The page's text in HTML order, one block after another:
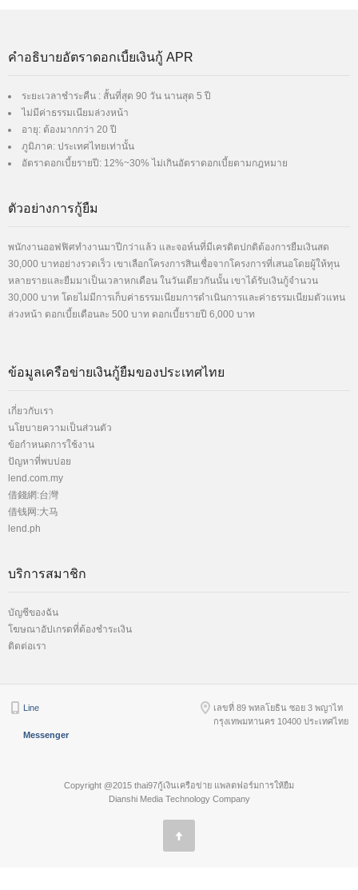
คำอธิบายอัตราดอกเบี้ยเงินกู้ APR
ระยะเวลาชำระคืน : สั้นที่สุด 90 วัน นานสุด 5 ปี
ไม่มีค่าธรรมเนียมล่วงหน้า
อายุ: ต้องมากกว่า 20 ปี
ภูมิภาค: ประเทศไทยเท่านั้น
อัตราดอกเบี้ยรายปี: 12%~30% ไม่เกินอัตราดอกเบี้ยตามกฎหมาย
ตัวอย่างการกู้ยืม
พนักงานออฟฟิศทำงานมาปีกว่าแล้ว และจอห์นที่มีเครดิตปกติต้องการยืมเงินสด
30,000 บาทอย่างรวดเร็ว เขาเลือกโครงการสินเชื่อจากโครงการที่เสนอโดยผู้ให้ทุน
หลายรายและยืมมาเป็นเวลาหกเดือน ในวันเดียวกันนั้น เขาได้รับเงินกู้จำนวน
30,000 บาท โดยไม่มีการเก็บค่าธรรมเนียมการดำเนินการและค่าธรรมเนียมตัวแทน
ล่วงหน้า ดอกเบี้ยเดือนละ 500 บาท ดอกเบี้ยรายปี 6,000 บาท
ข้อมูลเครือข่ายเงินกู้ยืมของประเทศไทย
เกี่ยวกับเรา
นโยบายความเป็นส่วนตัว
ข้อกำหนดการใช้งาน
ปัญหาที่พบบ่อย
lend .com.my
借錢網:台灣
借钱网:大马
lend .ph
บริการสมาชิก
บัญชีของฉัน
โฆษณาอัปเกรดที่ต้องชำระเงิน
ติดต่อเรา
Line
Messenger
เลขที่ 89 พหลโยธิน ซอย 3 พญาไท
กรุงเทพมหานคร 10400 ประเทศไทย
Copyright @2015 thai97กู้เงินเครือข่าย แพลตฟอร์มการให้ยืม
Dianshi Media Technology Company